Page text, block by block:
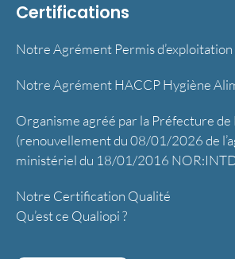
Certifications
Notre Agrément Permis d’exploitation
Notre Agrément HACCP Hygiène
Organisme agréé par la Préfecture
(renouvellement du 08/01/2026 de
ministériel du 18/01/2016
Notre Certification Qualité
Qu’est ce Qualiopi ?